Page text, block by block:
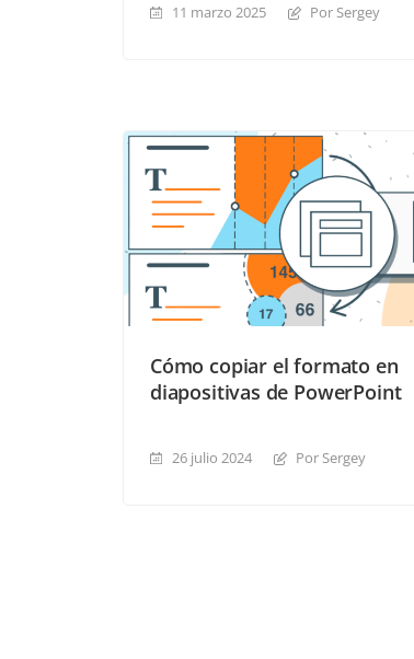
11 marzo 2025 Por Sergey
Cómo copiar el formato en
diapositivas de PowerPoint
26 julio 2024 Por Sergey